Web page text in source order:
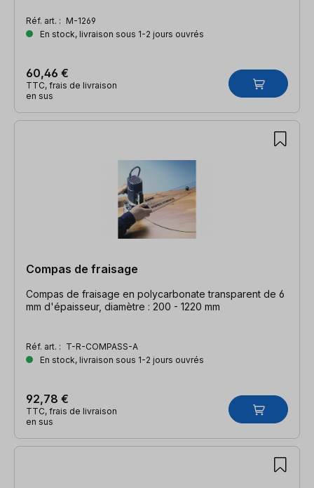
Réf. art. : M-1269
En stock, livraison sous 1-2 jours ouvrés
60,46 €
TTC, frais de livraison
en sus
Compas de fraisage
Compas de fraisage en polycarbonate transparent de 6
mm d'épaisseur, diamètre : 200 - 1220 mm
Réf. art. : T-R-COMPASS-A
En stock, livraison sous 1-2 jours ouvrés
92,78 €
TTC, frais de livraison
en sus